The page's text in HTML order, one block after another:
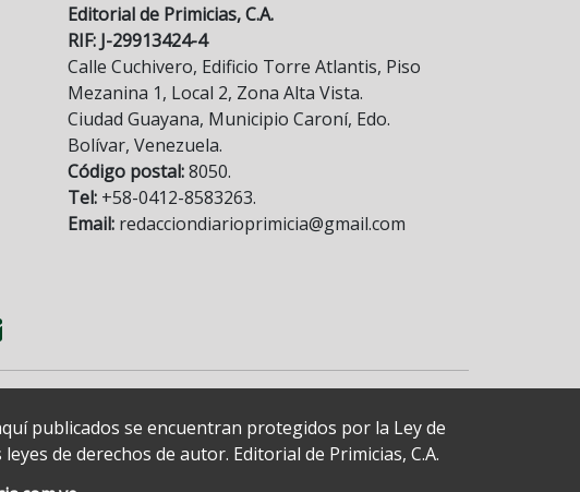
Editorial de Primicias, C.A.
RIF: J-29913424-4
Calle Cuchivero, Edificio Torre Atlantis, Piso
Mezanina 1, Local 2, Zona Alta Vista.
Ciudad Guayana, Municipio Caroní, Edo.
Bolívar, Venezuela.
Código postal:8050.
Tel: +58-0412-8583263.
Email: redacciondiarioprimicia@gmail.com
publicados se encuentran protegidos por la Ley de
de derechos de autor. Editorial de Primicias, C.A.